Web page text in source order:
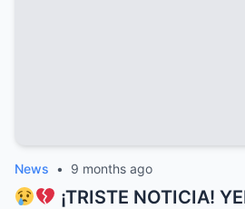
News • 9 months ago
¡TRISTE NOTICIA!